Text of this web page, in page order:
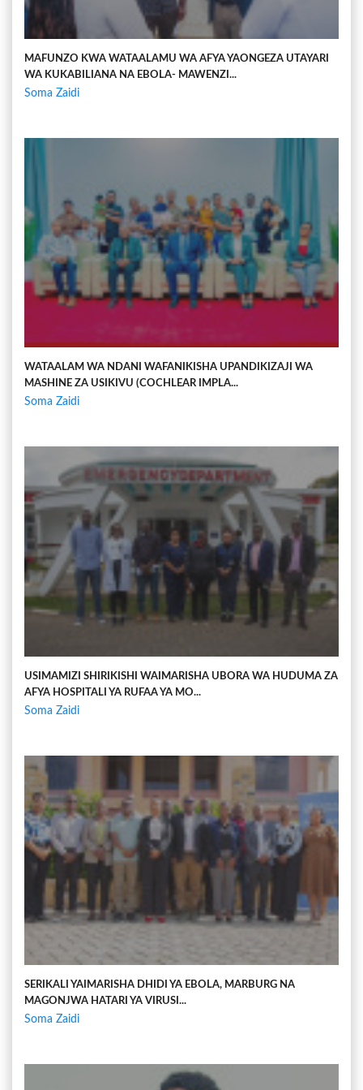
MAFUNZO KWA WATAALAMU WA AFYA YAONGEZA UTAYARI
WA KUKABILIANA NA EBOLA- MAWENZI...
Soma Zaidi
WATAALAM WA NDANI WAFANIKISHA UPANDIKIZAJI WA
MASHINE ZA USIKIVU (COCHLEAR IMPLA...
Soma Zaidi
USIMAMIZI SHIRIKISHI WAIMARISHA UBORA WA HUDUMA ZA
AFYA HOSPITALI YA RUFAA YA MO...
Soma Zaidi
SERIKALI YAIMARISHA DHIDI YA EBOLA, MARBURG NA
MAGONJWA HATARI YA VIRUSI...
Soma Zaidi